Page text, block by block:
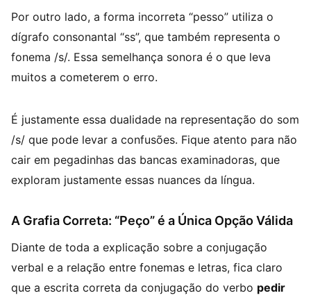
Por outro lado, a forma incorreta “pesso” utiliza o
dígrafo consonantal “ss”, que também representa o
fonema /s/. Essa semelhança sonora é o que leva
muitos a cometerem o erro.
É justamente essa dualidade na representação do som
/s/ que pode levar a confusões. Fique atento para não
cair em pegadinhas das bancas examinadoras, que
exploram justamente essas nuances da língua.
A Grafia Correta: “Peço” é a Única Opção Válida
Diante de toda a explicação sobre a conjugação
verbal e a relação entre fonemas e letras, fica claro
que a escrita correta da conjugação do verbo pedir